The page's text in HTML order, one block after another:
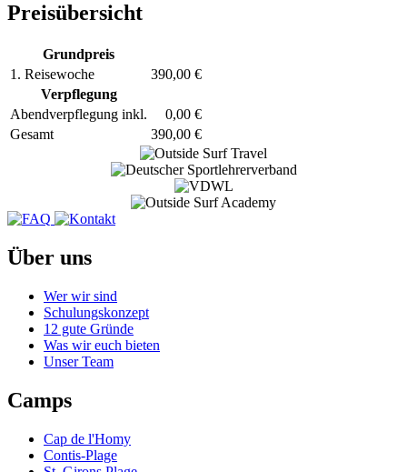
Preisübersicht
Grundpreis
1. Reisewoche
390,00 €
Verpflegung
Abendverpflegung inkl.
0,00 €
Gesamt
390,00 €
Über uns
Wer wir sind
Schulungskonzept
12 gute Gründe
Was wir euch bieten
Unser Team
Camps
Cap de l'Homy
Contis-Plage